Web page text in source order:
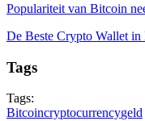
Populariteit van Bitcoin
De Beste Crypto Wallet
Tags
Tags:
Bitcoincryptocurrencygeld